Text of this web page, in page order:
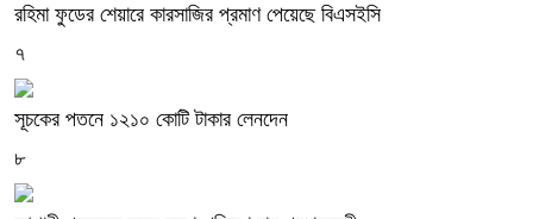
রহিমা ফুডের শেয়ারে কারসাজির প্রমাণ পেয়েছে বিএসইসি
৭
সূচকের পতনে ১২১০ কোটি টাকার লেনদেন
৮